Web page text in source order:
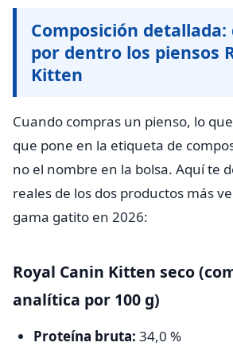
Composición
por dentro los piensos
Kitten
Cuando compras un pienso, lo
que pone en la etiqueta de
no el nombre en la bolsa. Aquí te
reales de los dos productos más
gama gatito en 2026:
Royal Canin Kitten seco
analítica por 100 g)
Proteína bruta: 34,0 %